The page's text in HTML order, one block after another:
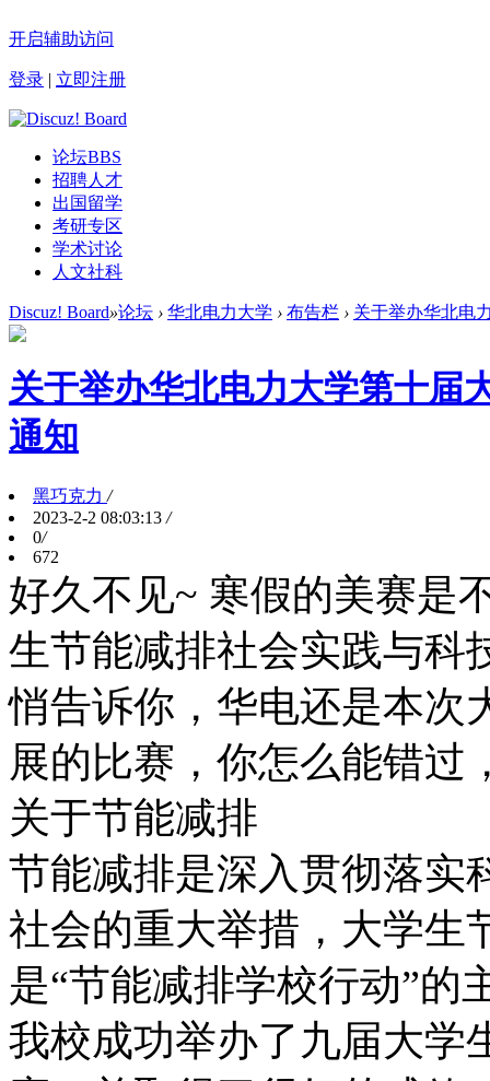
开启辅助访问
登录 | 立即注册
论坛BBS
招聘人才
出国留学
考研专区
学术讨论
人文社科
Discuz! Board»论坛 › 华北电力大学 › 布告栏 › 关于举办华北电
关于举办华北电力大学第十届
通知
黑巧克力 /
2023-2-2 08:03:13 /
0/
672
好久不见~ 寒假的美赛是
生节能减排社会实践与科
悄告诉你，华电还是本次
展的比赛，你怎么能错过
关于节能减排
节能减排是深入贯彻落实
社会的重大举措，大学生
是“节能减排学校行动”的
我校成功举办了九届大学